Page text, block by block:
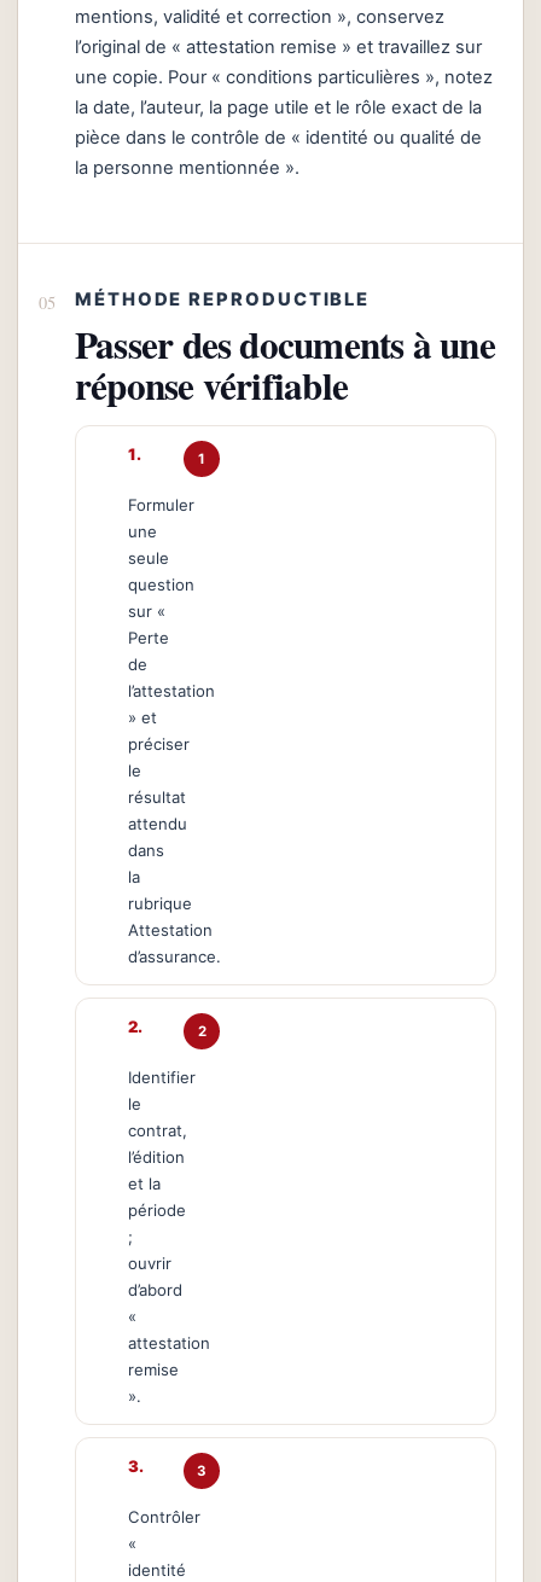
mentions, validité et correction », conservez
l’original de « attestation remise » et travaillez sur
une copie. Pour « conditions particulières », notez
la date, l’auteur, la page utile et le rôle exact de la
pièce dans le contrôle de « identité ou qualité de
la personne mentionnée ».
MÉTHODE REPRODUCTIBLE
Passer des documents à une
réponse vérifiable
1
Formuler
une
seule
question
sur «
Perte
de
l’attestation
» et
préciser
le
résultat
attendu
dans
la
rubrique
Attestation
d’assurance.
2
Identifier
le
contrat,
l’édition
et la
période
;
ouvrir
d’abord
«
attestation
remise
».
3
Contrôler
«
identité